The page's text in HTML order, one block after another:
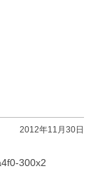
2012年11月30日